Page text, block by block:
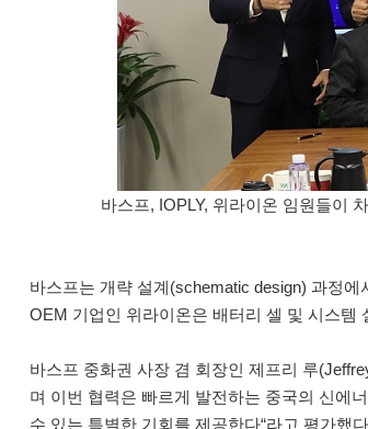
바스프, IOPLY, 위라이온 임원들이
바스프는 개략 설계(schematic design) 과정
OEM 기업인 위라이온은 배터리 셀 및 시스템
바스프 중화권 사장 겸 회장인 제프리 루
며 이번 협력은 빠르게 발전하는 중국의 신에
수 있는 특별한 기회를 제공한다“라고 평가했